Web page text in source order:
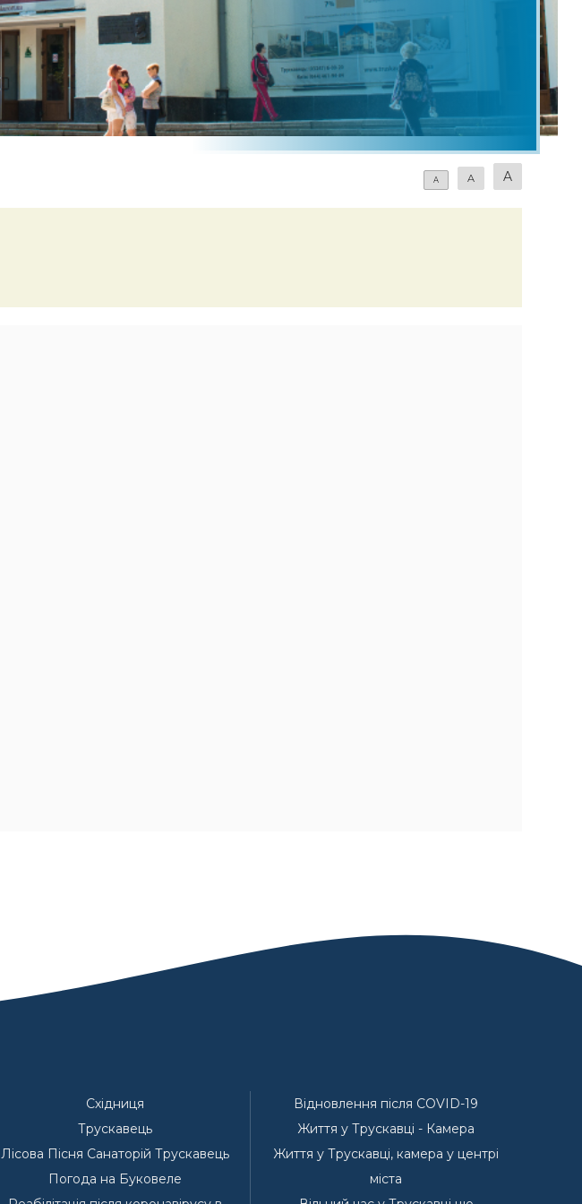
Родельбан Speed Fun Буковель
Озеро молодості Буковель
Верхова їзда Буковель
Скеледром Буковель
A A A
Східниця
Трускавець
Лісова Пісня Санаторій Трускавець
Погода на Буковеле
Відновлення після COVID-19
Життя у Трускавці - Камера
Життя у Трускавці, камера у центрі
міста